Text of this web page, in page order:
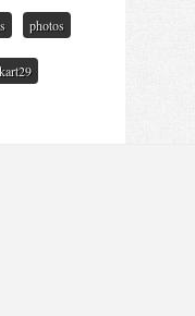
photos